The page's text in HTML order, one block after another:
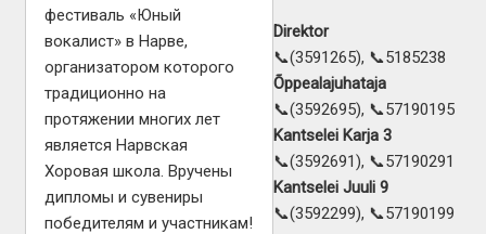
фестиваль «Юный
вокалист» в Нарве,
организатором которого
традиционно на
протяжении многих лет
является Нарвская
Хоровая школа. Вручены
дипломы и сувениры
победителям и участникам!
Direktor
📞(3591265), 📞5185238
Õppealajuhataja
📞(3592695), 📞57190195
Kantselei Karja 3
📞(3592691), 📞57190291
Kantselei Juuli 9
📞(3592299), 📞57190199